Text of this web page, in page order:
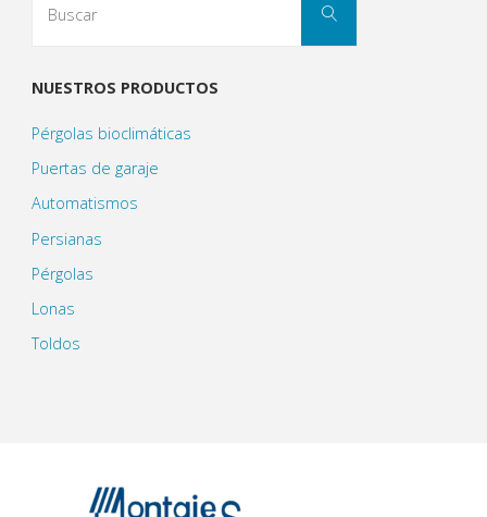
NUESTROS PRODUCTOS
Pérgolas bioclimáticas
Puertas de garaje
Automatismos
Persianas
Pérgolas
Lonas
Toldos